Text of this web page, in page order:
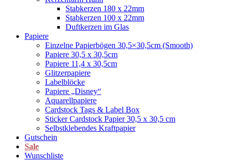
Stabkerzen 180 x 22mm
Stabkerzen 100 x 22mm
Duftkerzen im Glas
Papiere
Einzelne Papierbögen 30,5×30,5cm (Smooth)
Papiere 30,5 x 30,5cm
Papiere 11,4 x 30,5cm
Glitzerpapiere
Labelblöcke
Papiere „Disney“
Aquarellpapiere
Cardstock Tags & Label Box
Sticker Cardstock Papier 30,5 x 30,5 cm
Selbstklebendes Kraftpapier
Gutschein
Sale
Wunschliste